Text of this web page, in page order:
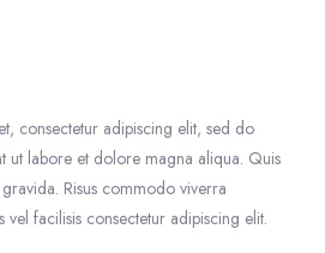
consectetur adipiscing elit, sed do
ut labore et dolore magna aliqua. Quis
gravida. Risus commodo viverra
vel facilisis consectetur adipiscing elit.